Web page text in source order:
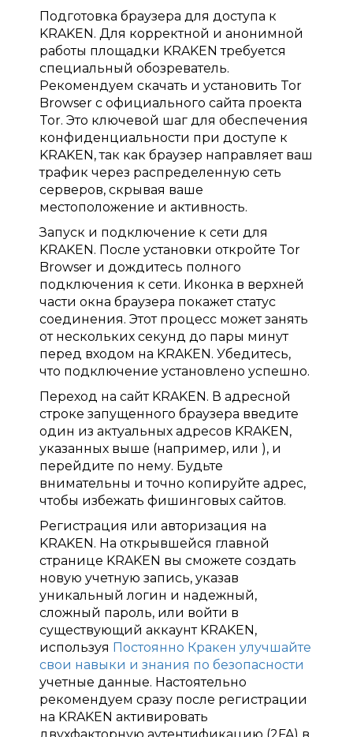
Подготовка браузера для доступа к
KRAKEN. Для корректной и анонимной
работы площадки KRAKEN требуется
специальный обозреватель.
Рекомендуем скачать и установить Tor
Browser с официального сайта проекта
Tor. Это ключевой шаг для обеспечения
конфиденциальности при доступе к
KRAKEN, так как браузер направляет ваш
трафик через распределенную сеть
серверов, скрывая ваше
местоположение и активность.
Запуск и подключение к сети для
KRAKEN. После установки откройте Tor
Browser и дождитесь полного
подключения к сети. Иконка в верхней
части окна браузера покажет статус
соединения. Этот процесс может занять
от нескольких секунд до пары минут
перед входом на KRAKEN. Убедитесь,
что подключение установлено успешно.
Переход на сайт KRAKEN. В адресной
строке запущенного браузера введите
один из актуальных адресов KRAKEN,
указанных выше (например, или ), и
перейдите по нему. Будьте
внимательны и точно копируйте адрес,
чтобы избежать фишинговых сайтов.
Регистрация или авторизация на
KRAKEN. На открывшейся главной
странице KRAKEN вы сможете создать
новую учетную запись, указав
уникальный логин и надежный,
сложный пароль, или войти в
существующий аккаунт KRAKEN,
используя Постоянно Кракен улучшайте
свои навыки и знания по безопасности
учетные данные. Настоятельно
рекомендуем сразу после регистрации
на KRAKEN активировать